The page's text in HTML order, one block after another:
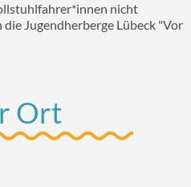
nicht
Jugendherberge Lübeck "Vor
Ort